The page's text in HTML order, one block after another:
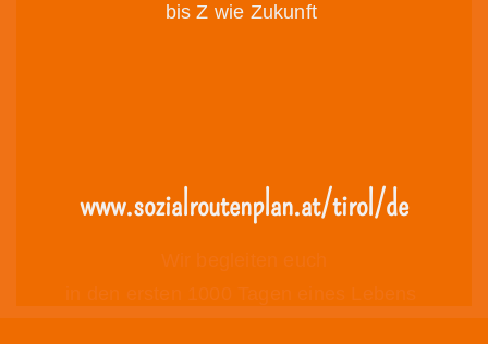
bis Z wie Zukunft
www.sozialroutenplan.at/tirol/de